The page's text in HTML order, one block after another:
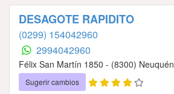
DESAGOTE RAPIDITO
(0299) 154042960
2994042960
Félix San Martín 1850 - (8300) Neuquén
Sugerir cambios